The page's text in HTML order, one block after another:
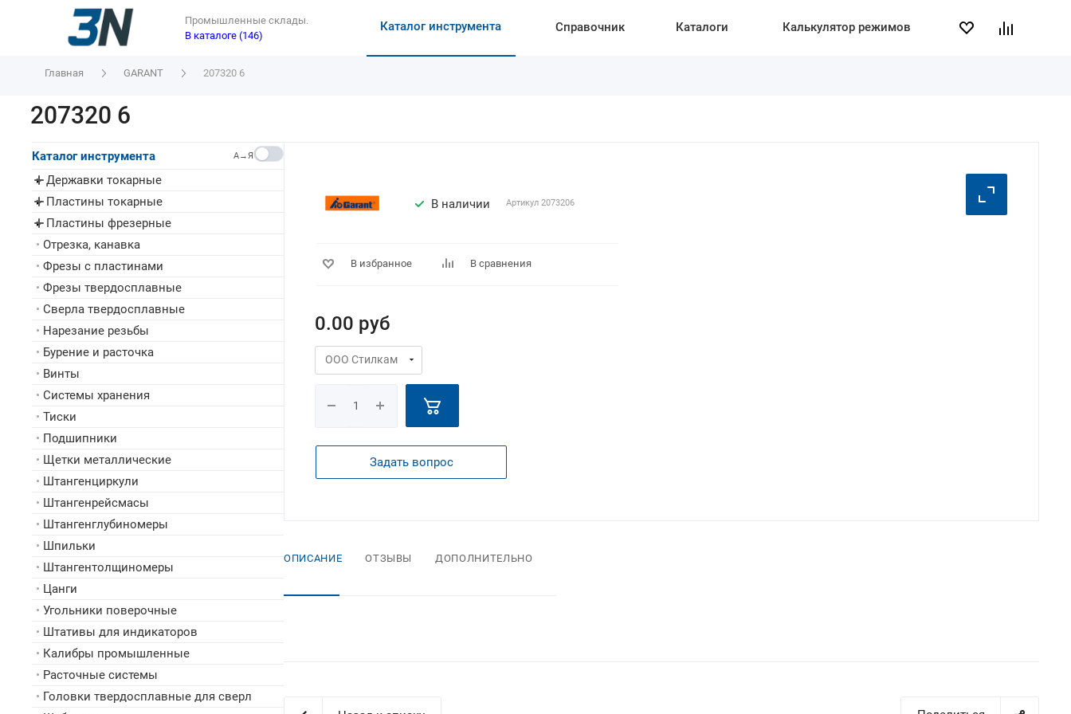
Промышленные склады.
В каталоге (146)
Каталог инструмента Справочник Каталоги Калькулятор режимов
Главная GARANT 207320 6
207320 6
В наличии Артикул 2073206
В избранное В сравнения
0.00 руб
Задать вопрос
ОПИСАНИЕ ОТЗЫВЫ ДОПОЛНИТЕЛЬНО
Каталог инструмента A→Я
▸ Державки токарные
▸ Пластины токарные
▸ Пластины фрезерные
• Отрезка, канавка
• Фрезы с пластинами
• Фрезы твердосплавные
• Сверла твердосплавные
• Нарезание резьбы
• Бурение и расточка
• Винты
• Системы хранения
• Тиски
• Подшипники
• Щетки металлические
• Штангенциркули
• Штангенрейсмасы
• Штангенглубиномеры
• Шпильки
• Штангентолщиномеры
• Цанги
• Угольники поверочные
• Штативы для индикаторов
• Калибры промышленные
• Расточные системы
• Головки твердосплавные для сверл